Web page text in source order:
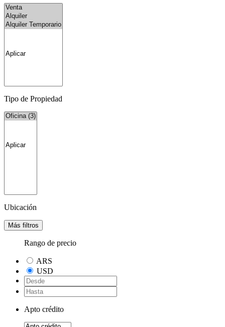
Tipo de Propiedad
Ubicación
Más filtros
Rango de precio
ARS
USD
Apto crédito